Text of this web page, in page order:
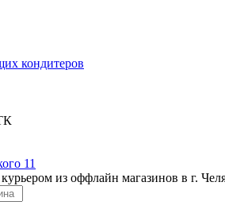
кондитеров
11
из оффлайн магазинов в г.